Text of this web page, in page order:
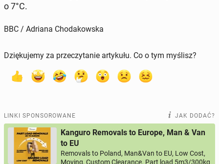
o 7°C.
BBC / Adriana Chodakowska
Dziękujemy za przeczytanie artykułu. Co o tym myślisz?
LINKI SPONSOROWANE JAK DODAĆ?
Kanguro Removals to Europe, Man & Van
to EU
Removals to Poland, Man&Van to EU, Low Cost,
Moving, Custom Clearance. Part load 5m3/300kg